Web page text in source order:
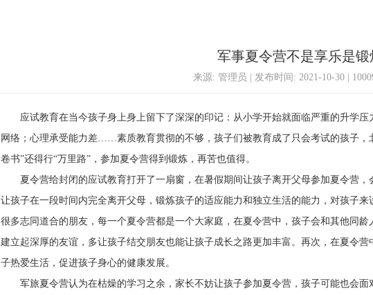
军事夏令营不是享乐是锻
来源: 管理员 | 发布时间: 2021-10-30 |
应试教育在当今孩子身上身上留下了深深的印记：从小学开始就面临严重的升学压
网络；心理承受能力差……素质教育贯彻的不够，孩子们被教育成了只会考试的孩子，
卷书”还得行“万里路”，参加夏令营得到锻炼，再苦也值得。
夏令营给封闭的应试教育打开了一扇窗，在暑假期间让孩子离开父母参加夏令营，
让孩子在一段时间内完全离开父母，锻炼孩子的适应能力和独立生活的能力，对孩子
很多志同道合的朋友，每一个夏令营都是一个大家庭，在夏令营中，孩子会和其他同
建立起深厚的友谊，多让孩子结交朋友也能让孩子成长之路更加丰富。再次，在夏令
子热爱生活，促进孩子身心的健康发展。
军旅夏令营认为在枯燥的学习之余，家长不妨让孩子参加夏令营，孩子可能也会面